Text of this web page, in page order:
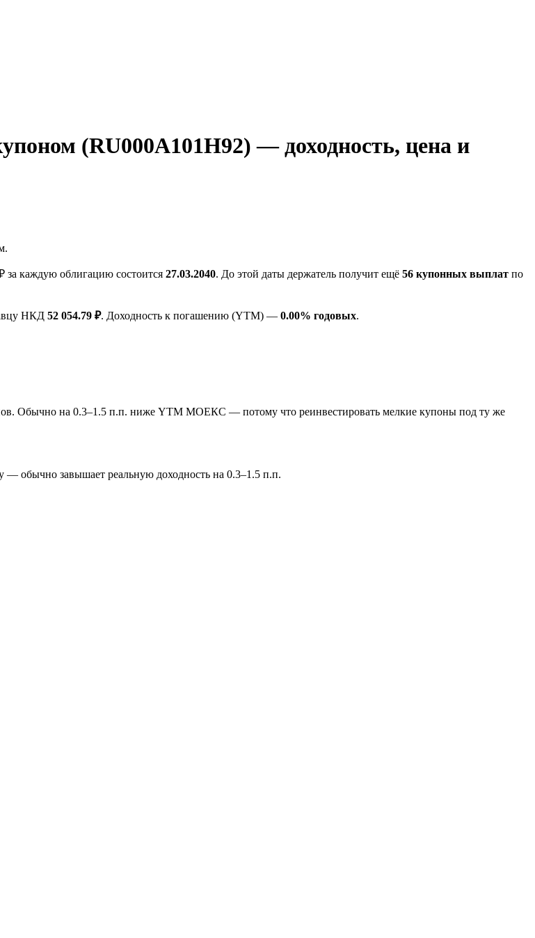
(RU000A101H92) — доходность, цена и
каждую облигацию состоится 27.03.2040. До этой даты держатель получит ещё 56 купонных выплат по
НКД 52 054.79 ₽. Доходность к погашению (YTM) — 0.00% годовых.
Обычно на 0.3–1.5 п.п. ниже YTM МОЕКС — потому что реинвестировать мелкие купоны под ту же
— обычно завышает реальную доходность на 0.3–1.5 п.п.